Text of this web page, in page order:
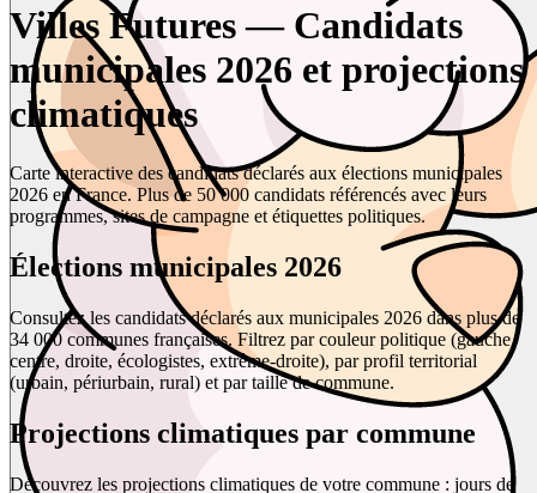
Villes Futures — Candidats
municipales 2026 et projections
climatiques
Carte interactive des candidats déclarés aux élections municipales
2026 en France. Plus de 50 000 candidats référencés avec leurs
programmes, sites de campagne et étiquettes politiques.
Élections municipales 2026
Consultez les candidats déclarés aux municipales 2026 dans plus de
34 000 communes françaises. Filtrez par couleur politique (gauche,
centre, droite, écologistes, extrême-droite), par profil territorial
(urbain, périurbain, rural) et par taille de commune.
Projections climatiques par commune
Découvrez les projections climatiques de votre commune : jours de